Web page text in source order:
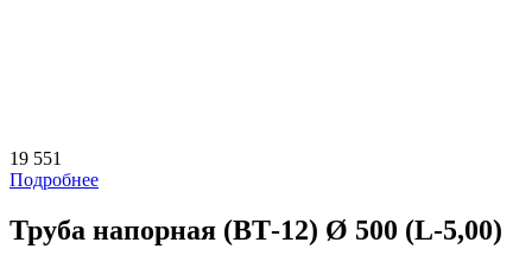
19 551
Подробнее
Труба напорная (ВТ-12) Ø 500 (L-5,00)